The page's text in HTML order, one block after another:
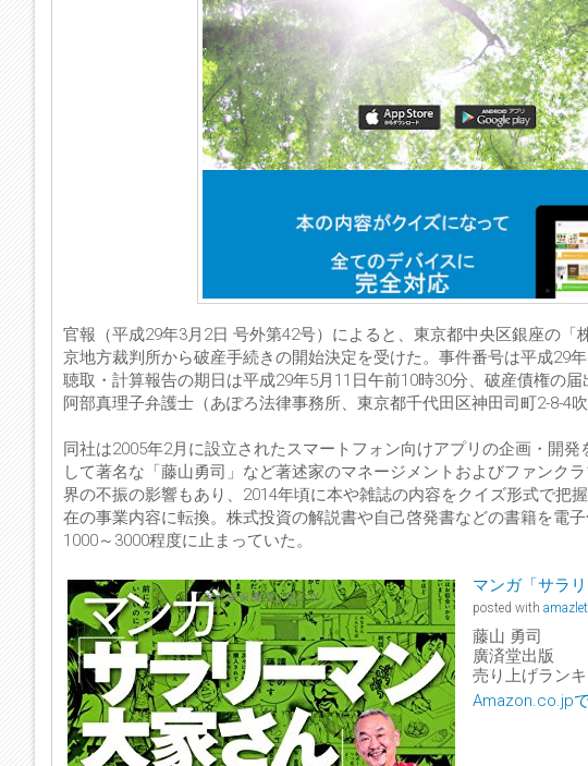
官報（平成29年3月2日 号外第42号）によると、東京都中央区銀座の
京地方裁判所から破産手続きの開始決定を受けた。事件番号は平成29
聴取・計算報告の期日は平成29年5月11日午前10時30分、破産債権の
阿部真理子弁護士（あぽろ法律事務所、東京都千代田区神田司町2-8-4
同社は2005年2月に設立されたスマートフォン向けアプリの企画・開
して著名な「藤山勇司」など著述家のマネージメントおよびファンク
界の不振の影響もあり、2014年頃に本や雑誌の内容をクイズ形式で把
在の事業内容に転換。株式投資の解説書や自己啓発書などの書籍を電
1000～3000程度に止まっていた。
マンガ「サラ
posted with amazlet
藤山 勇司
廣済堂出版
売り上げラン
Amazon.co.jp